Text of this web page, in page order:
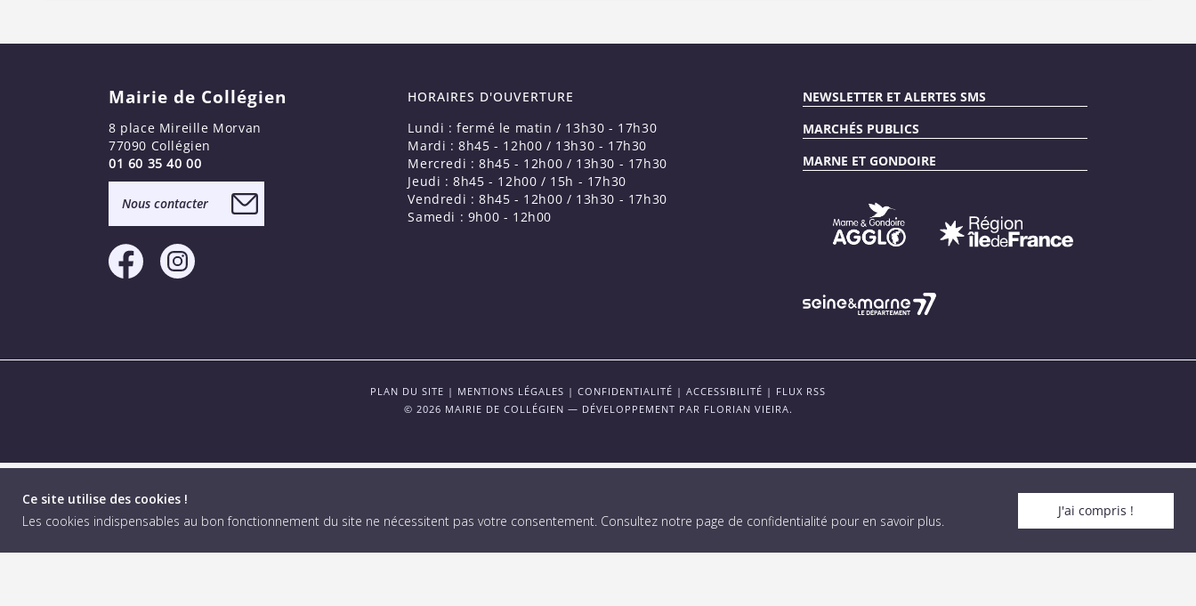
Ce site utilise des cookies !
Les cookies indispensables au bon fonctionnement du site ne nécessitent pas votre consentement. Consultez notre page de confidentialité pour en savoir plus.
J'ai compris !
Mairie de Collégien
8 place Mireille Morvan
77090 Collégien
01 60 35 40 00
Nous contacter
HORAIRES D'OUVERTURE
Lundi : fermé le matin / 13h30 - 17h30
Mardi : 8h45 - 12h00 / 13h30 - 17h30
Mercredi : 8h45 - 12h00 / 13h30 - 17h30
Jeudi : 8h45 - 12h00 / 15h - 17h30
Vendredi : 8h45 - 12h00 / 13h30 - 17h30
Samedi : 9h00 - 12h00
NEWSLETTER ET ALERTES SMS
MARCHÉS PUBLICS
MARNE ET GONDOIRE
PLAN DU SITE | MENTIONS LÉGALES | CONFIDENTIALITÉ | ACCESSIBILITÉ | FLUX RSS
© 2026 MAIRIE DE COLLÉGIEN — DÉVELOPPEMENT PAR FLORIAN VIEIRA.